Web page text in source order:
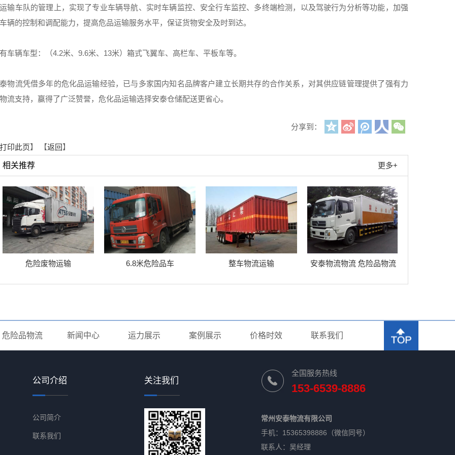
输车队的管理上，实现了专业车辆导航、实时车辆监控、安全行车监控、多终端检测，以及驾驶行为分析等功能，加强
辆的控制和调配能力，提高危品运输服务水平，保证货物安全及时到达。
车辆车型：（4.2米、9.6米、13米）箱式飞翼车、高栏车、平板车等。
物流凭借多年的危化品运输经验，已与多家国内知名品牌客户建立长期共存的合作关系，对其供应链管理提供了强有力
流支持，赢得了广泛赞誉，危化品运输选择安泰仓储配送更省心。
分享到：
打印此页】 【返回】
相关推荐 更多+
危险废物运输 6.8米危险品车 整车物流运输 安泰物流物流 危险品物流
运输
危险品物流 新闻中心 运力展示 案例展示 价格时效 联系我们
公司介绍
公司简介
联系我们
关注我们
全国服务热线
153-6539-8886
常州安泰物流有限公司
手机：15365398886（微信同号）
联系人：吴经理